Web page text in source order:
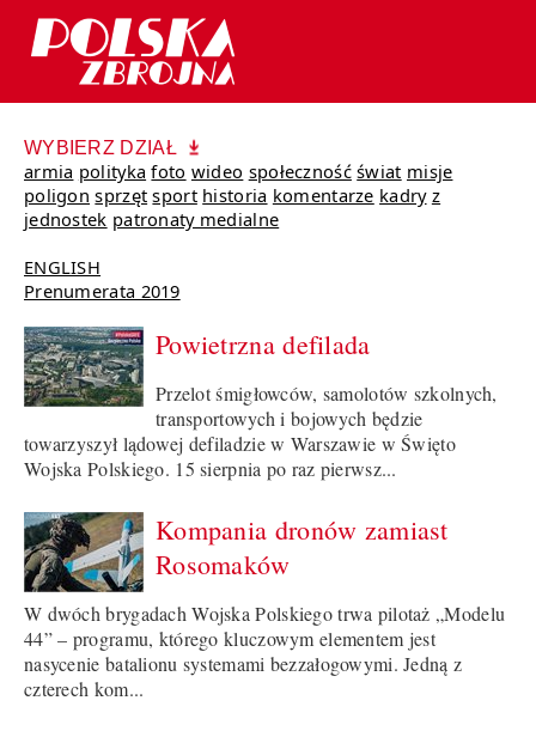
WYBIERZ DZIAŁ
armia polityka foto wideo społeczność świat misje
poligon sprzęt sport historia komentarze kadry z
jednostek patronaty medialne
ENGLISH
Prenumerata 2019
Powietrzna defilada
Przelot śmigłowców, samolotów szkolnych,
transportowych i bojowych będzie
towarzyszył lądowej defiladzie w Warszawie w Święto
Wojska Polskiego. 15 sierpnia po raz pierwsz...
Kompania dronów zamiast
Rosomaków
W dwóch brygadach Wojska Polskiego trwa pilotaż „Modelu
44” – programu, którego kluczowym elementem jest
nasycenie batalionu systemami bezzałogowymi. Jedną z
czterech kom...